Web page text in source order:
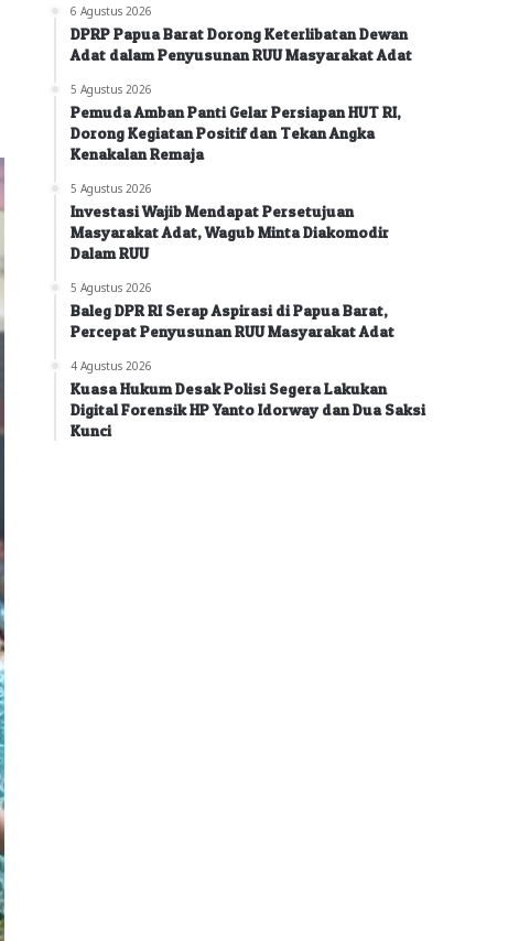
6 Agustus 2026
DPRP Papua Barat Dorong Keterlibatan Dewan
Adat dalam Penyusunan RUU Masyarakat Adat
5 Agustus 2026
Pemuda Amban Panti Gelar Persiapan HUT RI,
Dorong Kegiatan Positif dan Tekan Angka
Kenakalan Remaja
5 Agustus 2026
Investasi Wajib Mendapat Persetujuan
Masyarakat Adat, Wagub Minta Diakomodir
Dalam RUU
5 Agustus 2026
Baleg DPR RI Serap Aspirasi di Papua Barat,
Percepat Penyusunan RUU Masyarakat Adat
4 Agustus 2026
Kuasa Hukum Desak Polisi Segera Lakukan
Digital Forensik HP Yanto Idorway dan Dua Saksi
Kunci